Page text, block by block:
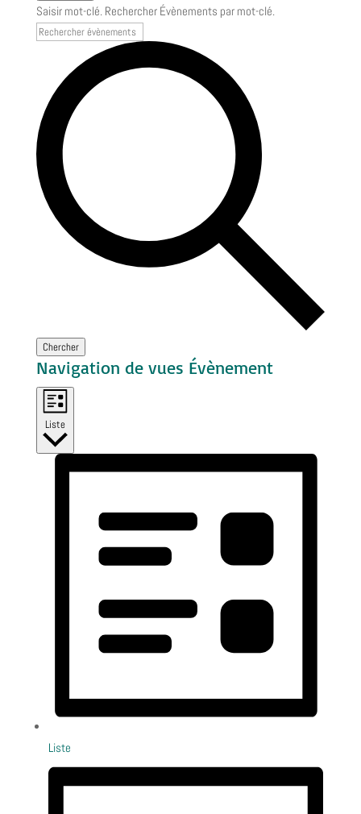
Saisir mot-clé. Rechercher Évènements par mot-clé.
Chercher
Navigation de vues Évènement
Liste
Liste